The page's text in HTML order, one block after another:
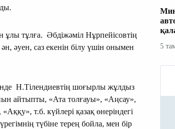
ұлы тұлға. Әбдіжәміл Нұрпейісовтің
әуен, саз екенін білу үшін онымен
Н.Тілендиевтің шоғырлы жұлдыз
айтыпты, «Ата толғауы», «Аңсау»,
т.б. күйлері қазақ өнеріндегі
түбіне терең бойла, мен бір
5